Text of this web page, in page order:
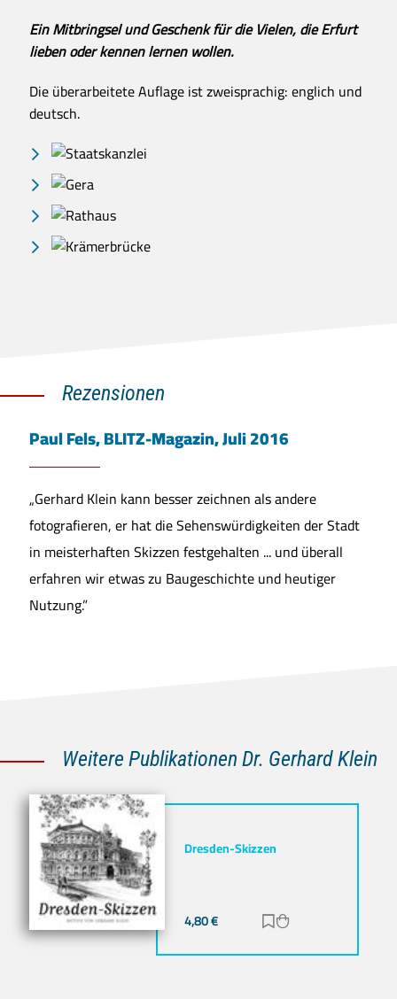
Ein Mitbringsel und Geschenk für die Vielen, die Erfurt
lieben oder kennen lernen wollen.
Die überarbeitete Auflage ist zweisprachig: englich und
deutsch.
Rezensionen
Paul Fels, BLITZ-Magazin, Juli 2016
„Gerhard Klein kann besser zeichnen als andere
fotografieren, er hat die Sehenswürdigkeiten der Stadt
in meisterhaften Skizzen festgehalten ... und überall
erfahren wir etwas zu Baugeschichte und heutiger
Nutzung.”
Weitere Publikationen Dr. Gerhard Klein
Dresden-Skizzen
4,80€ Zur Merkliste